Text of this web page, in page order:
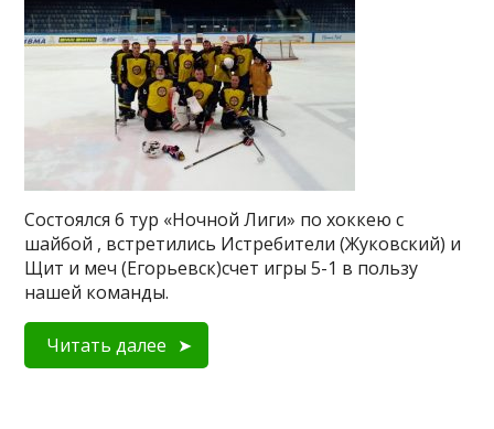
Состоялся 6 тур «Ночной Лиги» по хоккею с
шайбой , встретились Истребители (Жуковский) и
Щит и меч (Егорьевск)счет игры 5-1 в пользу
нашей команды.
Читать далее